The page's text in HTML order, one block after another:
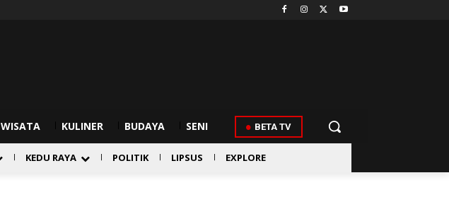
WISATA KULINER BUDAYA SENI BETA TV
KEDU RAYA POLITIK LIPSUS EXPLORE